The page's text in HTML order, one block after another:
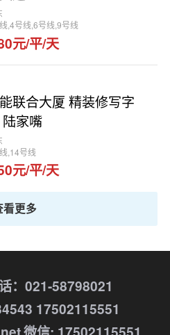
,4号线,6号线,9号线
元/平/天
联合大厦 精装修写字
家嘴
,14号线
元/平/天
看更多
：021-58798021
17502115551